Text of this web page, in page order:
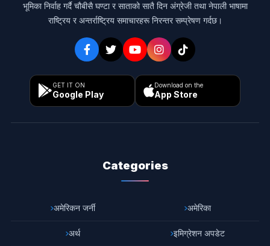
भूमिका निर्वाह गर्दै चौबीसै घण्टा र साताको सातै दिन अंग्रेजी तथा नेपाली भाषामा
राष्ट्रिय र अन्तर्राष्ट्रिय समाचारहरू निरन्तर सम्प्रेषण गर्दछ।
GET IT ON
Google Play
Download on the
App Store
Categories
अमेरिकन जर्नी अमेरिका
अर्थ इमिग्रेशन अपडेट